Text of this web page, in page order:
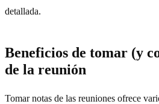
detallada.
Beneficios de tomar (y
de la reunión
Tomar notas de las reuniones ofrece